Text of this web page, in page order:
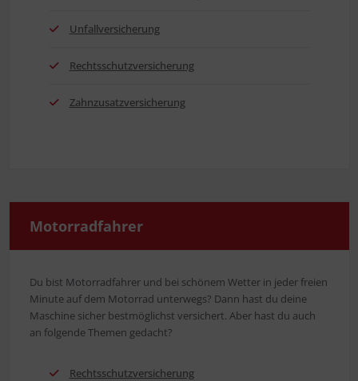
Unfall­ver­si­che­rung
Rechts­schutz­ver­si­che­rung
Zahn­zu­satz­ver­si­che­rung
Motor­rad­fah­rer
Du bist Motor­rad­fah­rer und bei schö­nem Wet­ter in jeder frei­en
Minu­te auf dem Motor­rad unter­wegs? Dann hast du dei­ne
Maschi­ne sicher best­mög­lichst ver­si­chert. Aber hast du auch
an fol­gen­de The­men gedacht?
Rechts­schutz­ver­si­che­rung